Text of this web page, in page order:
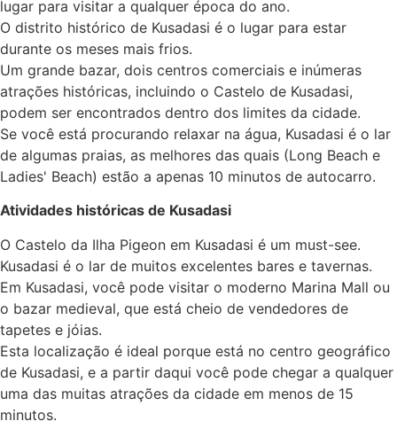
lugar para visitar a qualquer época do ano.
O distrito histórico de Kusadasi é o lugar para estar
durante os meses mais frios.
Um grande bazar, dois centros comerciais e inúmeras
atrações históricas, incluindo o Castelo de Kusadasi,
podem ser encontrados dentro dos limites da cidade.
Se você está procurando relaxar na água, Kusadasi é o lar
de algumas praias, as melhores das quais (Long Beach e
Ladies' Beach) estão a apenas 10 minutos de autocarro.
Atividades históricas de Kusadasi
O Castelo da Ilha Pigeon em Kusadasi é um must-see.
Kusadasi é o lar de muitos excelentes bares e tavernas.
Em Kusadasi, você pode visitar o moderno Marina Mall ou
o bazar medieval, que está cheio de vendedores de
tapetes e jóias.
Esta localização é ideal porque está no centro geográfico
de Kusadasi, e a partir daqui você pode chegar a qualquer
uma das muitas atrações da cidade em menos de 15
minutos.